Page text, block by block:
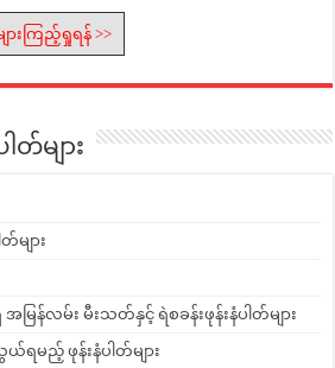
ျားကြည့်ရှုရန် >>
များ
များ
ြန်လမ်း မီးသတ်နှင့် ရဲစခန်းဖုန်းနံပါတ်များ
မည့် ဖုန်းနံပါတ်များ